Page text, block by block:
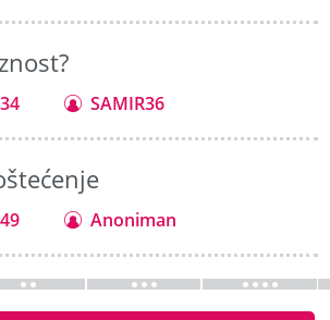
SAMIR36
Anoniman